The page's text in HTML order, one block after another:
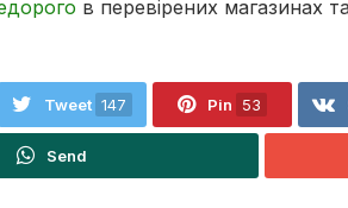
в перевірених магазинах
Tweet 147 Pin 53
Send